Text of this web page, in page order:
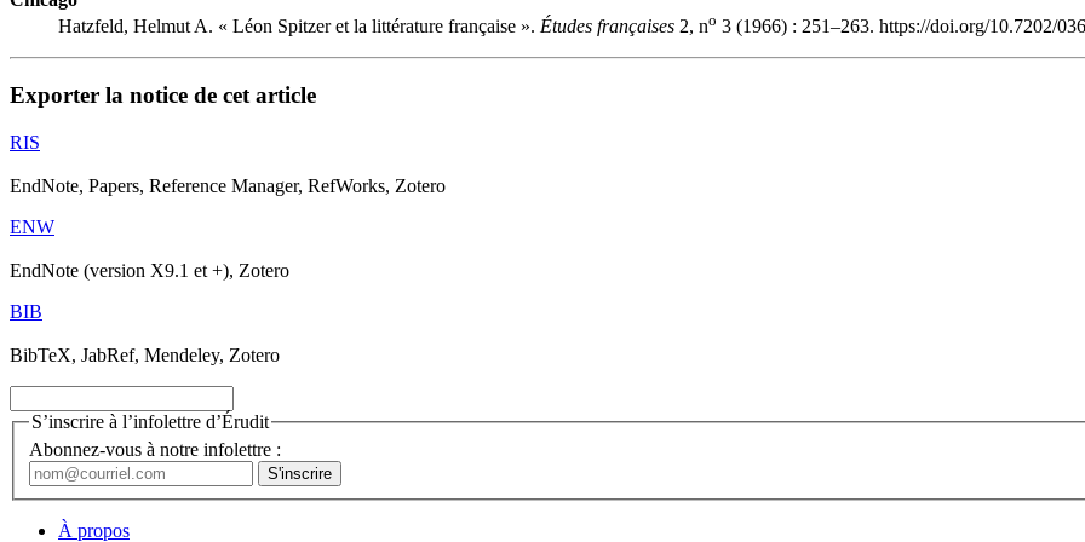
Hatzfeld, Helmut A. « Léon Spitzer et la littérature française ». Études françaises 2, no 3 (1966) : 251–263. https://doi.org/10.7202/
Exporter la notice de cet article
RIS
EndNote, Papers, Reference Manager, RefWorks, Zotero
ENW
EndNote (version X9.1 et +), Zotero
BIB
BibTeX, JabRef, Mendeley, Zotero
S’inscrire à l’infolettre d’Érudit
Abonnez-vous à notre infolettre :
À propos